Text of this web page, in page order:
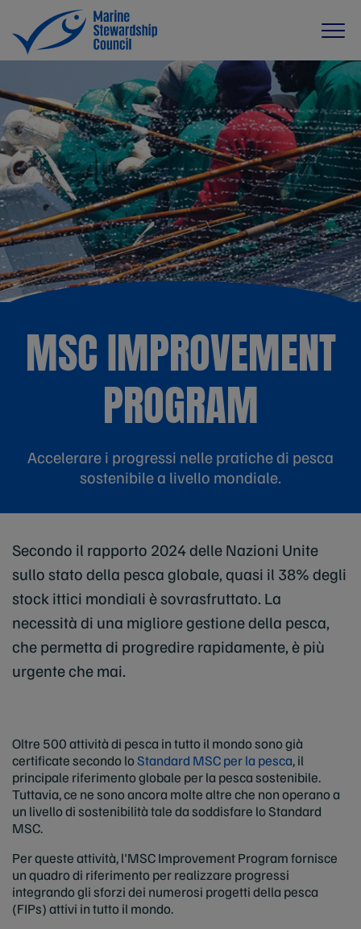
MSC IMPROVEMENT
PROGRAM
Accelerare i progressi nelle pratiche di pesca
sostenibile a livello mondiale.
Secondo il rapporto 2024 delle Nazioni Unite
sullo stato della pesca globale, quasi il 38% degli
stock ittici mondiali è sovrasfruttato. La
necessità di una migliore gestione della pesca,
che permetta di progredire rapidamente, è più
urgente che mai.
Oltre 500 attività di pesca in tutto il mondo sono già
certificate secondo loStandard MSC per la pesca, il
principale riferimento globale per la pesca sostenibile.
Tuttavia, ce ne sono ancora molte altre che non operano a
un livello di sostenibilità tale da soddisfare lo Standard
MSC.
Per queste attività, l'MSC ImprovementProgram fornisce
un quadro di riferimento per realizzare progressi
integrando gli sforzi dei numerosi progetti della pesca
(FIPs) attivi in tutto il mondo.